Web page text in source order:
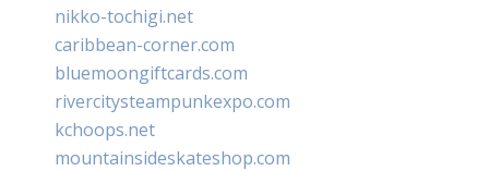
nikko-tochigi.net
caribbean-corner.com
bluemoongiftcards.com
rivercitysteampunkexpo.com
kchoops.net
mountainsideskateshop.com